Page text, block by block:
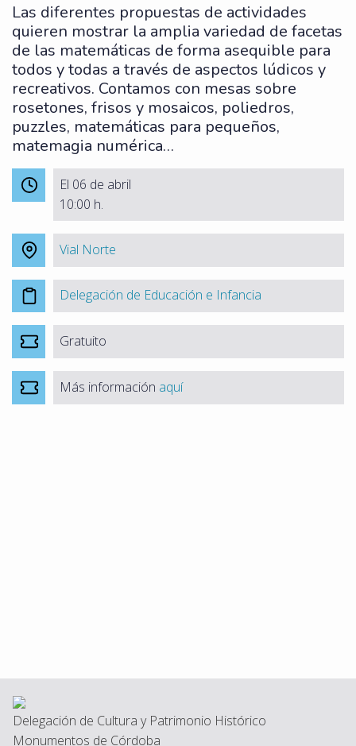
Las diferentes propuestas de actividades
quieren mostrar la amplia variedad de facetas
de las matemáticas de forma asequible para
todos y todas a través de aspectos lúdicos y
recreativos. Contamos con mesas sobre
rosetones, frisos y mosaicos, poliedros,
puzzles, matemáticas para pequeños,
matemagia numérica…
El 06 de abril
10:00 h.
Vial Norte
Delegación de Educación e Infancia
Gratuito
Más información aquí
Delegación de Cultura y Patrimonio Histórico
Monumentos de Córdoba